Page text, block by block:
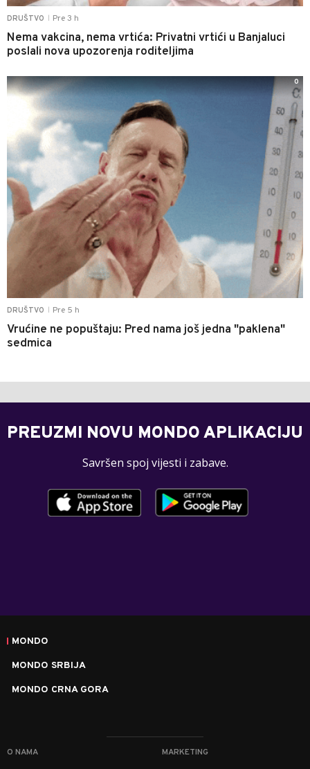
DRUŠTVO Pre 3 h
Nema vakcina, nema vrtića: Privatni vrtići u Banjaluci
poslali nova upozorenja roditeljima
DRUŠTVO Pre 5 h
Vrućine ne popuštaju: Pred nama još jedna "paklena"
sedmica
0
PREUZMI NOVU MONDO APLIKACIJU
Savršen spoj vijesti i zabave.
MONDO
MONDO SRBIJA
MONDO CRNA GORA
O NAMA MARKETING